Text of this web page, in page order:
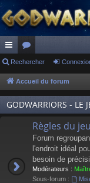
ac
co
ur
ci
or
u
m
s
Rechercher
Accueil du forum
GODWARRIORS - LE
Règles du jeu
Forum
l'endroit idéal
besoin de
Modérateurs :
Sous-forum :